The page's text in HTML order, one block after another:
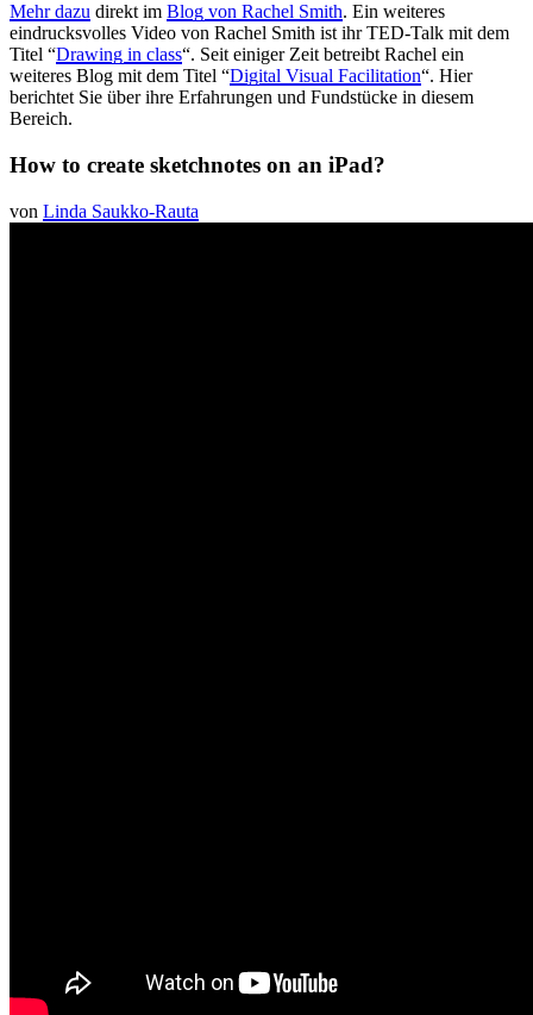
Mehr dazu direkt im Blog von Rachel Smith. Ein weiteres
eindrucksvolles Video von Rachel Smith ist ihr TED-Talk mit dem
Titel “Drawing in class“. Seit einiger Zeit betreibt Rachel ein
weiteres Blog mit dem Titel “Digital Visual Facilitation“. Hier
berichtet Sie über ihre Erfahrungen und Fundstücke in diesem
Bereich.
How to create sketchnotes on an iPad?
von Linda Saukko-Rauta